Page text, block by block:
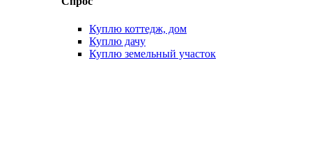
Куплю коттедж, дом
Куплю дачу
Куплю земельный участок